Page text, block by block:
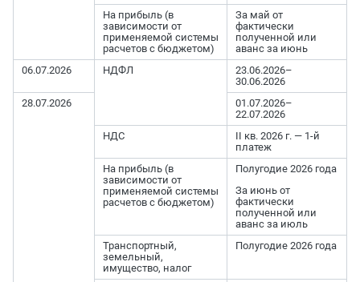
На прибыль (в
зависимости от
применяемой системы
расчетов с бюджетом)
За май от
фактически
полученной или
аванс за июнь
06.07.2026
НДФЛ
23.06.2026–
30.06.2026
28.07.2026
01.07.2026–
22.07.2026
НДС
II кв. 2026 г. — 1-й
платеж
На прибыль (в
зависимости от
применяемой системы
расчетов с бюджетом)
Полугодие 2026 года
За июнь от
фактически
полученной или
аванс за июль
Транспортный,
земельный,
имущество, налог
Полугодие 2026 года